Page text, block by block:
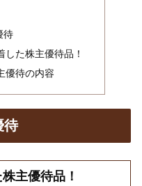
待
た株主優待品！
優待の内容
待
主優待品！